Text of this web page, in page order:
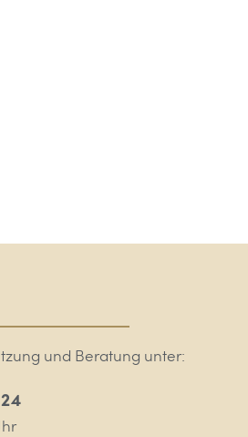
und Beratung unter: